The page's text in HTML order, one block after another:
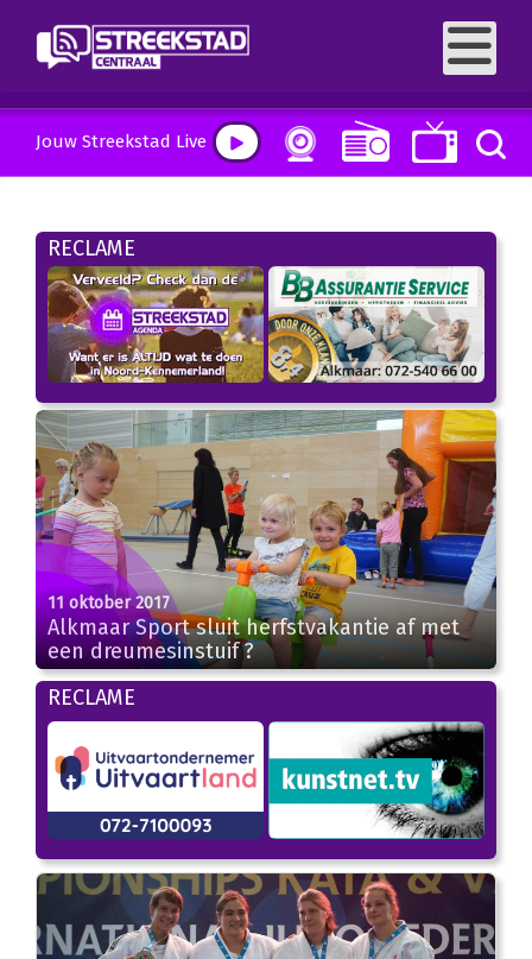
Jouw Streekstad Live
RECLAME
11 oktober 2017
Alkmaar Sport sluit herfstvakantie af met
een dreumesinstuif ?
RECLAME